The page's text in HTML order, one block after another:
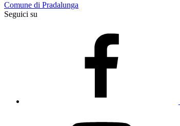
Comune di Pradalunga
Seguici su